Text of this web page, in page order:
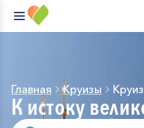
Главная Круизы
К истоку